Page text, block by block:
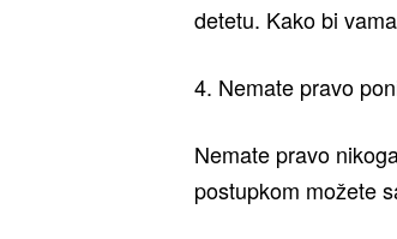
detetu. Kako bi
4. Nemate pravo
Nemate pravo
postupkom možete